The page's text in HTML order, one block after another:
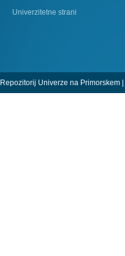
Univerzitetne strani
Repozitorij Univerze na Primorskem |